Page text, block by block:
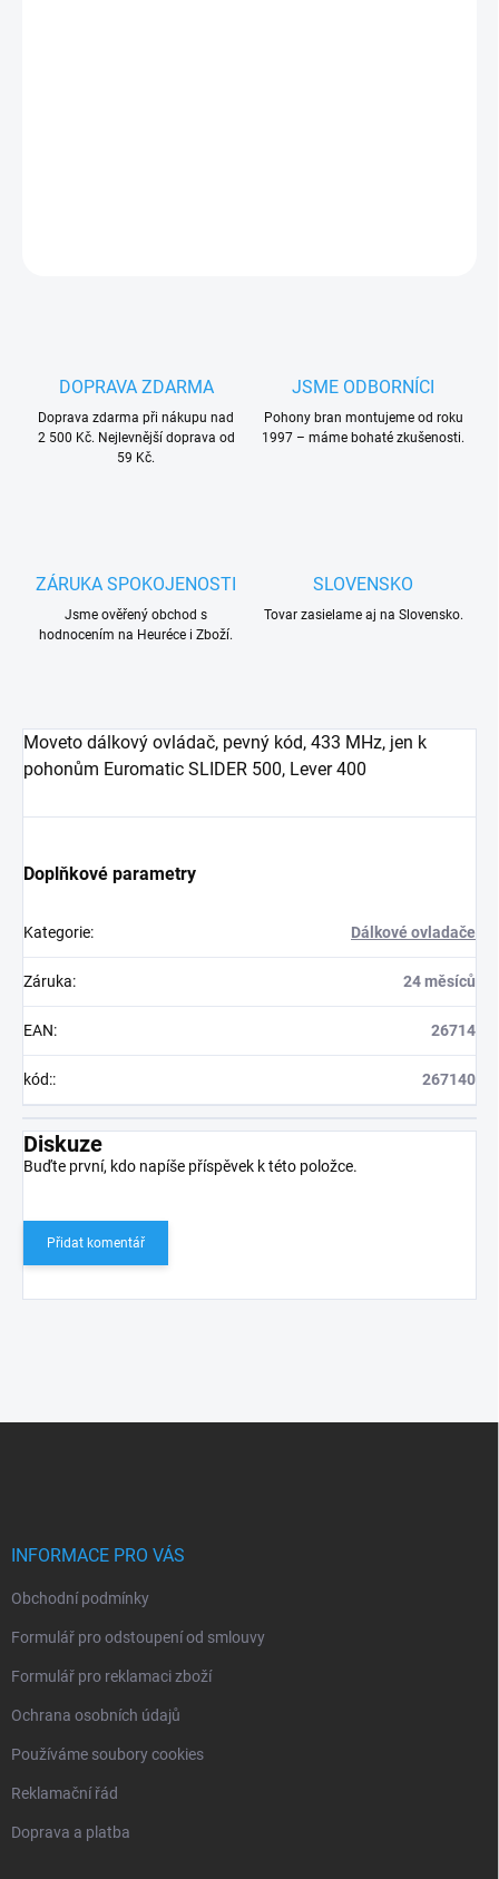
DOPRAVA ZDARMA
Doprava zdarma při nákupu nad
2 500 Kč. Nejlevnější doprava od
59 Kč.
JSME ODBORNÍCI
Pohony bran montujeme od roku
1997 – máme bohaté zkušenosti.
ZÁRUKA SPOKOJENOSTI
Jsme ověřený obchod s
hodnocením na Heuréce i Zboží.
SLOVENSKO
Tovar zasielame aj na Slovensko.
Moveto dálkový ovládač, pevný kód, 433 MHz, jen k
pohonům Euromatic SLIDER 500, Lever 400
Doplňkové parametry
Kategorie: Dálkové ovladače
Záruka: 24 měsíců
EAN: 26714
kód:: 267140
Diskuze
Buďte první, kdo napíše příspěvek k této položce.
Přidat komentář
INFORMACE PRO VÁS
Obchodní podmínky
Formulář pro odstoupení od smlouvy
Formulář pro reklamaci zboží
Ochrana osobních údajů
Používáme soubory cookies
Reklamační řád
Doprava a platba